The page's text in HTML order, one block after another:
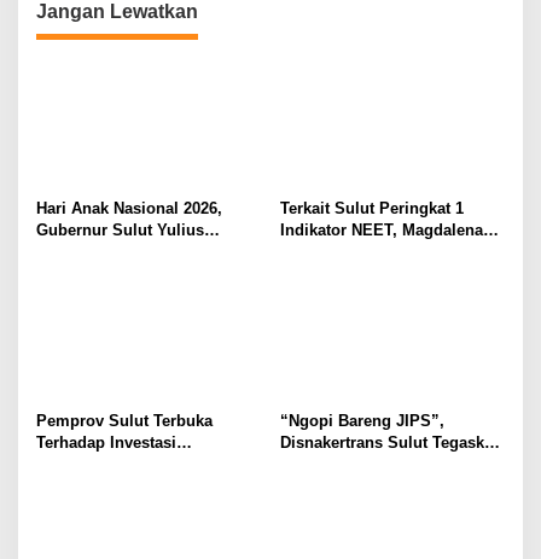
Jangan Lewatkan
Hari Anak Nasional 2026,
Gubernur Sulut Yulius
Terkait Sulut Peringkat 1
Indikator NEET, Magdalena
Pemprov Sulut Terbuka
Terhadap Investasi
“Ngopi Bareng JIPS”,
Disnakertrans Sulut Tegaskan